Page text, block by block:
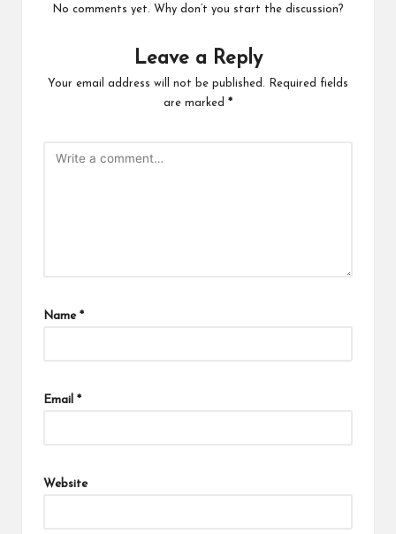
No comments yet. Why don’t you start the discussion?
Leave a Reply
Your email address will not be published.
Required fields
are marked *
Name *
Email *
Website